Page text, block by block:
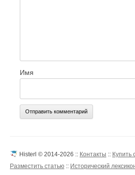
Имя
Histerl © 2014-2026 :: Контакты :: Купить
Разместить статью :: Исторический